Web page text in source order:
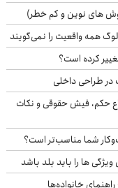
های نوین و کم خطر)
همه واقعیت را نمی‌گویند
در طراحی داخلی
حکم، فیش حقوقی و نکات
شما مناسب‌تر است؟
ها را باید بلد باشد